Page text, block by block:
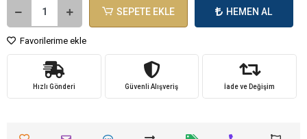
SEPETE EKLE HEMEN AL
Favorilerime ekle
Hızlı Gönderi Güvenli Alışveriş İade ve Değişim